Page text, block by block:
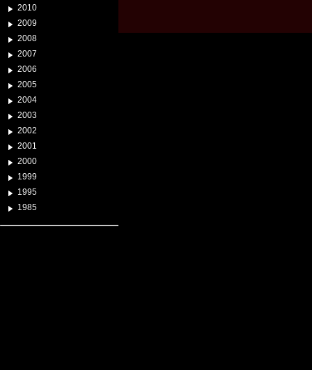
2010
2009
2008
2007
2006
2005
2004
2003
2002
2001
2000
1999
1995
1985